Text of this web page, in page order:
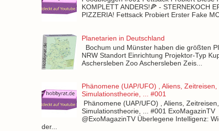
KOMPLETT ANDERS!🍕 - STERNEKOCH
PIZZERIA! Fettsack Probiert Erster Fake
Planetarien in Deutschland
Bochum und Münster haben die größten
NRW Standort Einrichtung Projektor-Typ
Aschersleben Zoo Aschersleben Zeis...
Phänomene (UAP/UFO) , Aliens, Zeitreisen,
Simulationstheorie, ... #001
Phänomene (UAP/UFO) , Aliens, Zeitreisen,
Simulationstheorie, ... #001 ExoMagazinTV
@ExoMagazinTV Überlegene Intelligenz:
der...